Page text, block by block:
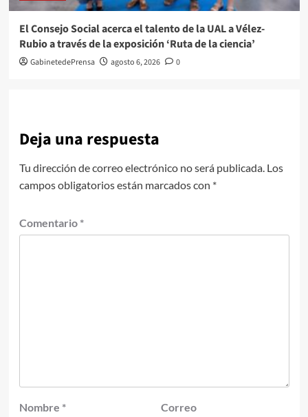
El Consejo Social acerca el talento de la UAL a Vélez-
Rubio a través de la exposición ‘Ruta de la ciencia’
GabinetedePrensa agosto 6, 2026 0
Deja una respuesta
Tu dirección de correo electrónico no será publicada. Los
campos obligatorios están marcados con *
Comentario *
Nombre *
Correo